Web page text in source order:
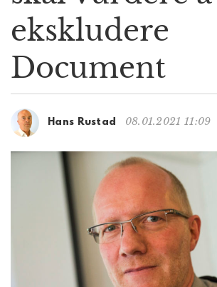
ekskludere
Document
Hans Rustad 08.01.2021 11:09